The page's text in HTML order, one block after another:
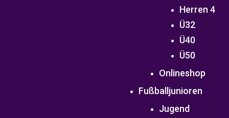
Herren 4
Ü32
Ü40
Ü50
Onlineshop
Fußballjunioren
Jugend